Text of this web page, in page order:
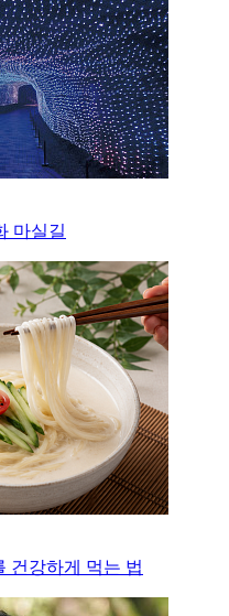
마실길
건강하게 먹는 법